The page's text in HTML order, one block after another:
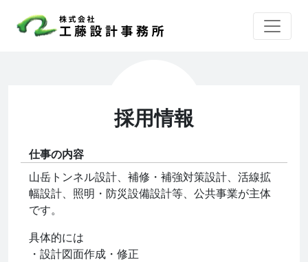
採用情報
仕事の内容
山岳トンネル設計、補修・補強対策設計、活線拡
幅設計、照明・防災設備設計等、公共事業が主体
です。
具体的には
・設計図面作成・修正